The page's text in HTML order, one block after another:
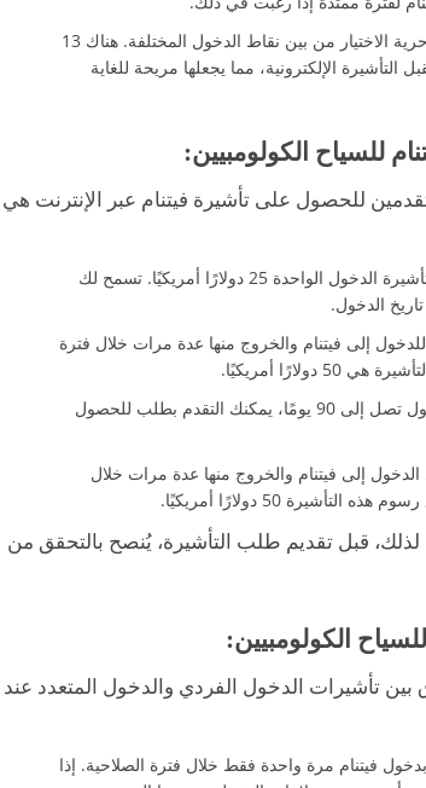
مع تأشيرة فيتنام الإلكترونية، لديك حرية الاختيار من بين نقاط الدخول المختلفة. هناك 13
بوابة حدودية بحرية تقبل التأشيرة الإلكترونية، مما يجعلها مريحة للغاية
للسياح الكولومبيين:
للحصول على تأشيرة فيتنام عبر الإنترنت هي
تبلغ تكلفة تأشيرة الدخول الواحدة 25 دولارًا أمريكيًا. تسمح لك
إلى فيتنام والخروج منها عدة مرات خلال فترة
للإقامة لفترة أطول تصل إلى 90 يومًا، يمكنك التقدم بطلب للحصول
إلى فيتنام والخروج منها عدة مرات خلال
قبل تقديم طلب التأشيرة، يُنصح بالتحقق من
الكولومبيين:
بين تأشيرات الدخول الفردي والدخول المتعدد عند
فيتنام مرة واحدة فقط خلال فترة الصلاحية. إذا